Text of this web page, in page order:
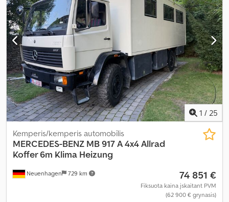
navigacijos sistema, oro kondicionavimas, oro pagalvė,
stumdomos durys, suodžių filtras
1 / 25
Neuenhagen 729 km
Kemperis/kemperis automobīlis
MERCEDES-BENZ MB 917 A 4x4 Allrad
Koffer 6m Klima Heizung
74 851 €
Fiksuota kaina įskaitant PVM
(62 900 € grynasis)